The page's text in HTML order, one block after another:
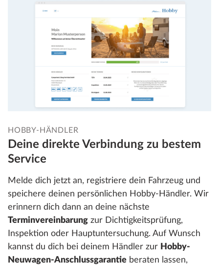
HOBBY-HÄNDLER
Deine direkte Verbindung zu bestem
Service
Melde dich jetzt an, registriere dein Fahrzeug und
speichere deinen persönlichen Hobby-Händler. Wir
erinnern dich dann an deine nächste
Terminvereinbarung zur Dichtigkeitsprüfung,
Inspektion oder Hauptuntersuchung. Auf Wunsch
kannst du dich bei deinem Händler zur Hobby-
Neuwagen-Anschlussgarantie beraten lassen,